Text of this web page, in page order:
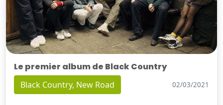
Le premier album de Black Country
Black Country, New Road 02/03/2021